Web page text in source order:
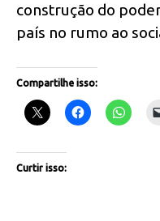
construção do
país no rumo ao
Compartilhe isso:
Curtir isso: